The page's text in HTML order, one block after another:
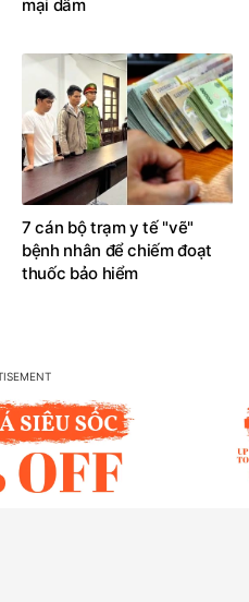
mại dâm
7 cán bộ trạm y tế "vẽ"
bệnh nhân để chiếm đoạt
thuốc bảo hiểm